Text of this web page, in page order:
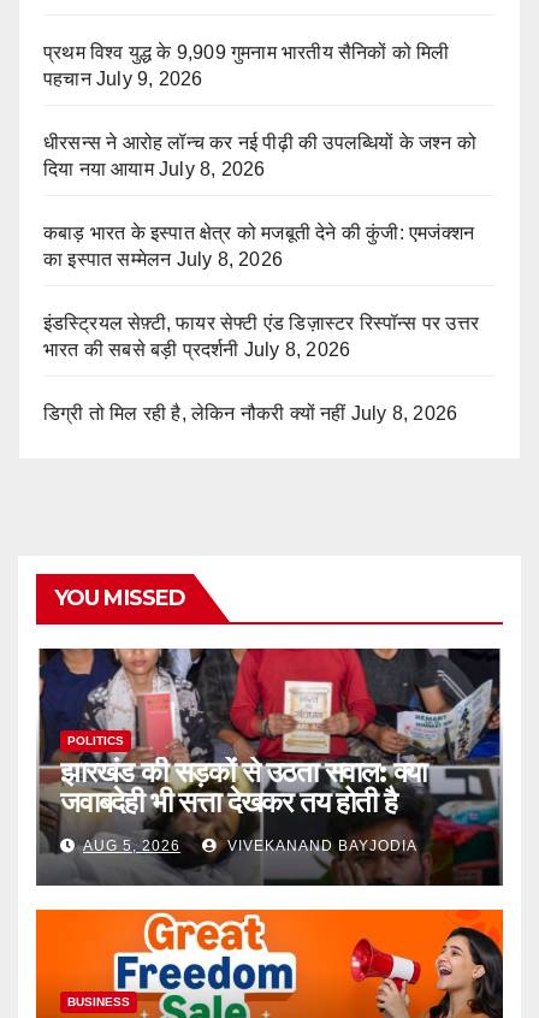
प्रथम विश्व युद्ध के 9,909 गुमनाम भारतीय सैनिकों को मिली
पहचान July 9, 2026
धीरसन्स ने आरोह लॉन्च कर नई पीढ़ी की उपलब्धियों के जश्न को
दिया नया आयाम July 8, 2026
कबाड़ भारत के इस्पात क्षेत्र को मजबूती देने की कुंजी: एमजंक्शन
का इस्पात सम्मेलन July 8, 2026
इंडस्ट्रियल सेफ़्टी, फायर सेफ्टी एंड डिज़ास्टर रिस्पॉन्स पर उत्तर
भारत की सबसे बड़ी प्रदर्शनी July 8, 2026
डिग्री तो मिल रही है, लेकिन नौकरी क्यों नहीं July 8, 2026
YOU MISSED
POLITICS
झारखंड की सड़कों से उठता सवाल: क्या
जवाबदेही भी सत्ता देखकर तय होती है
AUG 5, 2026 VIVEKANAND BAYJODIA
BUSINESS